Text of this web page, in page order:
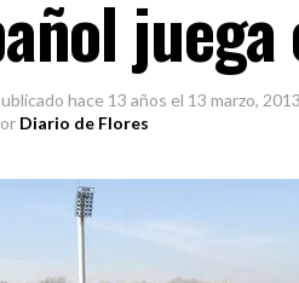
hace 13 años el 13 marzo, 2013
Diario de Flores